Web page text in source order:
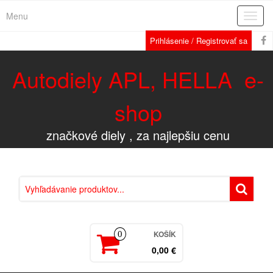
Menu
Prihlásenie / Registrovať sa
Autodiely APL, HELLA e-
shop
značkové diely , za najlepšiu cenu
0 KOŠÍK
0,00 €